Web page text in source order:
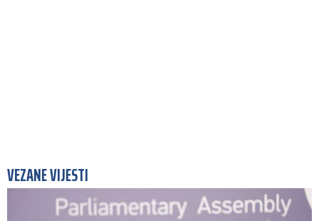
VEZANE VIJESTI